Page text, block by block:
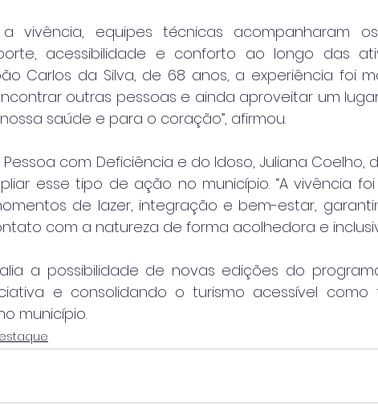
vivência, equipes técnicas acompanharam
acessibilidade e conforto ao longo das
Carlos da Silva, de 68 anos, a experiência foi
outras pessoas e ainda aproveitar um
saúde e para o coração”, afirmou.
com Deficiência e do Idoso, Juliana Coelho,
esse tipo de ação no município. “A vivência
de lazer, integração e bem-estar,
com a natureza de forma acolhedora e
a possibilidade de novas edições do
e consolidando o turismo acessível como
município.